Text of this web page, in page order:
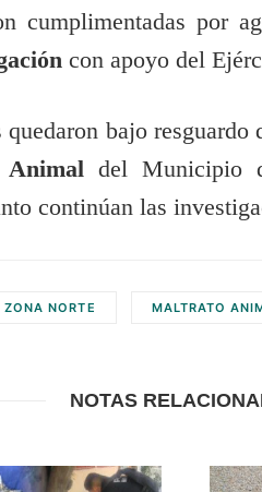
cumplimentadas por
con apoyo del
bajo resguardo
del Municipio
continúan las
NORTE MALTRATO
NOTAS